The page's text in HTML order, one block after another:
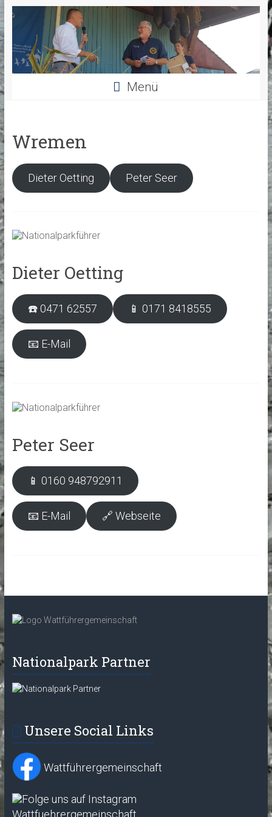
Menü
Wremen
Dieter Oetting Peter Seer
Dieter Oetting
☎️ 0471 62557 📱 0171 8418555
📧 E-Mail
Peter Seer
📱 0160 948792911
📧 E-Mail 🔗 Webseite
Nationalpark Partner
Unsere Social Links
Wattführergemeinschaft